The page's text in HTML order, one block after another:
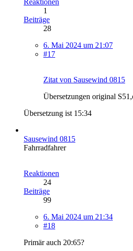
1
Beiträge
28
6. Mai 2024 um 21:07
#17
Zitat von Sausewind 0815
Übersetzungen original
Übersetzung ist 15:34
Sausewind 0815
Fahrradfahrer
Reaktionen
24
Beiträge
99
6. Mai 2024 um 21:34
#18
Primär auch 20:65?